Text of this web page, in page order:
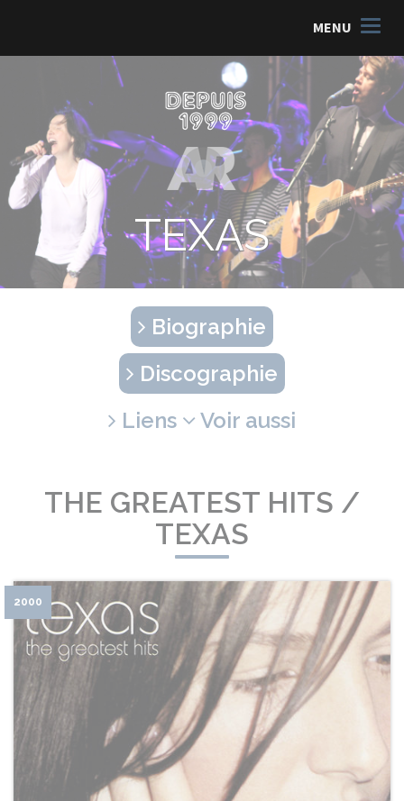
MENU
TEXAS
Biographie
Discographie
Liens
Voir aussi
THE GREATEST HITS /
TEXAS
2000